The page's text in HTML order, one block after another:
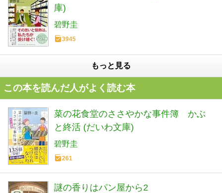
庫)
碧野圭
3945
もっと見る
この本を読んだ人がよく読む本
菜の花食堂のささやかな事件簿 かぶ
と終活 (だいわ文庫)
碧野圭
261
謎の香りはパン屋から2